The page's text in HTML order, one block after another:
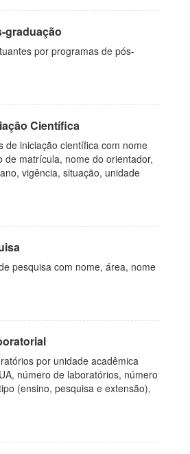
graduação
por programas de pós-
Científica
de iniciação científica com nome
de matrícula, nome do orientador,
vigência, situação, unidade
pesquisa com nome, área, nome
por unidade acadêmica
número de laboratórios, número
(ensino, pesquisa e extensão),